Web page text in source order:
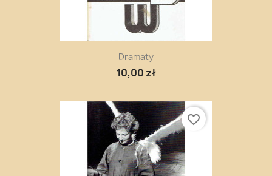
Dramaty
10,00 zł
favorite_border